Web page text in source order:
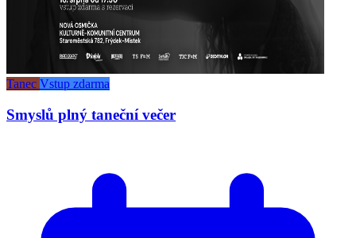
Tanec Vstup zdarma
Smyslů plný taneční večer